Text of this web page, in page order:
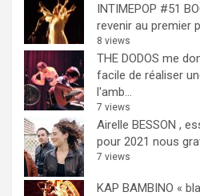
INTIMEPOP #51
revenir au premier
8 views
THE DODOS me
facile de réaliser
l'amb...
7 views
Airelle BESSON ,
pour 2021 nous
7 views
KAP BAMBINO «